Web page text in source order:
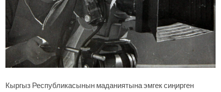
Кыргыз Республикасынын маданиятына эмгек сиңирген